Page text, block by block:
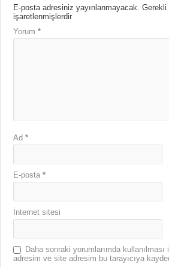
E-posta adresiniz yayınlanmayacak.
işaretlenmişlerdir
Yorum*
Ad*
E-posta*
İnternet sitesi
Daha sonraki yorumlarımda kullanılması
adresim ve site adresim bu tarayıcıya